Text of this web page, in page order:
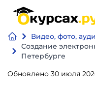
Видео, фото,
Создание
Петербурге
Обновлено 30 июля
и ИИ